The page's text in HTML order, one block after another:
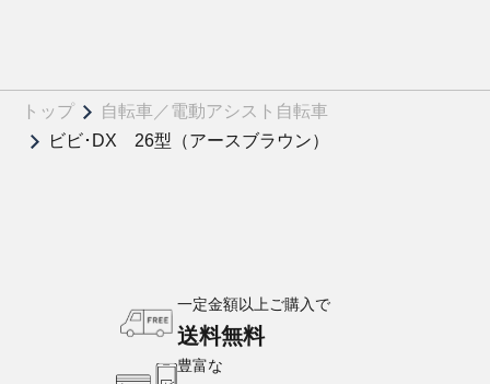
トップ
自転車／電動アシスト自転車
ビビ･DX 26型（アースブラウン）
一定金額以上ご購入で
送料無料
豊富な